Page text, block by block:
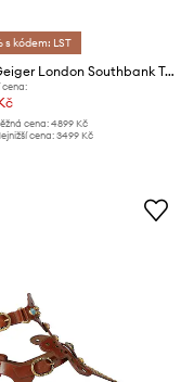
s kódem: LST
Kurt Geiger London Southbank Tag sneakers boty dámské
cena:
cena:4899 Kč
cena:3499 Kč